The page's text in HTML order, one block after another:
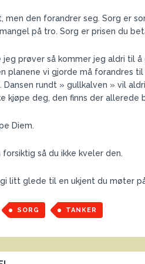
men den forandrer seg. Sorg er
på tro. Sorg er prisen du
prøver så kommer jeg aldri til
planene vi gjorde må forandres
rundt » gullkalven » vil
kjøpe deg, den finns der allerede
Diem.
forsiktig så du ikke kveler den.
gi litt glede til en ukjent du møter
SORG TANKER